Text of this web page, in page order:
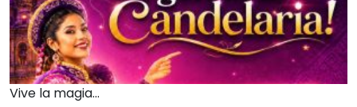
Vive la magia...